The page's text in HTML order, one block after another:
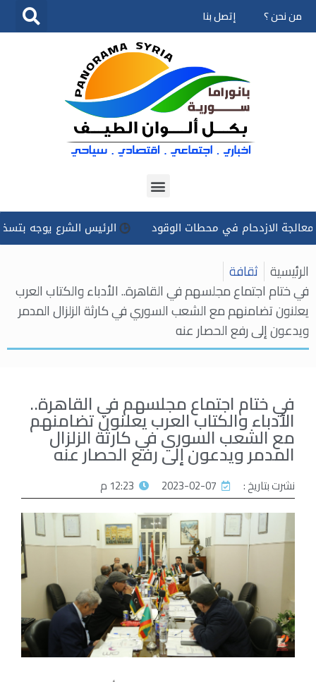
تخطى
من نحن ؟ إتصل بنا
في محطات الوقود الرئيس الشرع يوجه بتسخير كل
الرئيسية ثقافة
في ختام اجتماع مجلسهم في القاهرة.. الأدباء والكتاب العرب
يعلنون تضامنهم مع الشعب السوري في كارثة الزلزال المدمر
ويدعون إلى رفع الحصار عنه
في ختام اجتماع مجلسهم في القاهرة..
الأدباء والكتاب العرب يعلنون تضامنهم
مع الشعب السوري في كارثة الزلزال
المدمر ويدعون إلى رفع الحصار عنه
نشرت بتاريخ : 2023-02-07 12:23 م